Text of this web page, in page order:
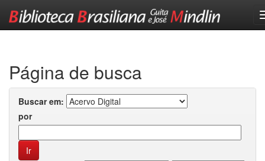
Página de busca
Buscar em:
por